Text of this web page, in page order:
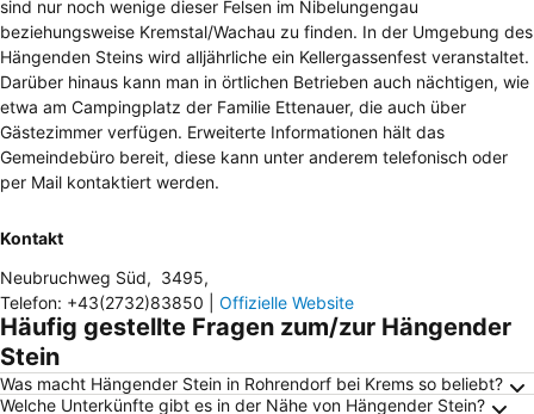
sind nur noch wenige dieser Felsen im Nibelungengau
beziehungsweise Kremstal/Wachau zu finden. In der Umgebung des
Hängenden Steins wird alljährliche ein Kellergassenfest veranstaltet.
Darüber hinaus kann man in örtlichen Betrieben auch nächtigen, wie
etwa am Campingplatz der Familie Ettenauer, die auch über
Gästezimmer verfügen. Erweiterte Informationen hält das
Gemeindebüro bereit, diese kann unter anderem telefonisch oder
per Mail kontaktiert werden.
Kontakt
Neubruchweg Süd, 3495,
Telefon: +43(2732)83850 Offizielle Website
Häufig gestellte Fragen zum/zur Hängender
Stein
Was macht Hängender Stein in Rohrendorf bei Krems so beliebt?
Welche Unterkünfte gibt es in der Nähe von Hängender Stein?